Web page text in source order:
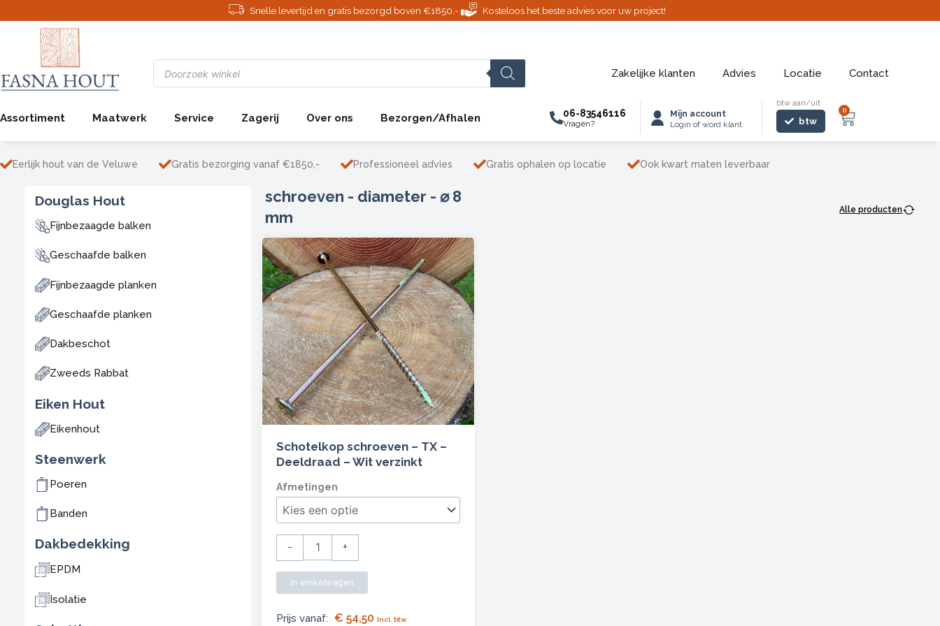
Snelle levertijd en gratis bezorgd boven €1850,- Kosteloos het beste advies voor uw project!
Producten
zoeken
Zakelijke klanten Advies Locatie Contact
Assortiment Maatwerk Service Zagerij Over ons Bezorgen/Afhalen 06-83546116
Vragen?
Mijn account
Login of word klant
btw aan/uit
btw
0
Eerlijk hout van de Veluwe Gratis bezorging vanaf €1850,- Professioneel advies Gratis ophalen op locatie Ook kwart maten leverbaar
Douglas Hout
Fijnbezaagde balken
Geschaafde balken
Fijnbezaagde planken
Geschaafde planken
Dakbeschot
Zweeds Rabbat
Eiken Hout
Eikenhout
Steenwerk
Poeren
Banden
Dakbedekking
EPDM
Isolatie
schroeven - diameter - ⌀ 8
mm
Alle producten
Schotelkop schroeven – TX –
Deeldraad – Wit verzinkt
Afmetingen
-
Schotelkop
schroeven
-
TX
Deeldraad
-
+
In winkelwagen
Prijs vanaf: € 54,50 Incl. btw